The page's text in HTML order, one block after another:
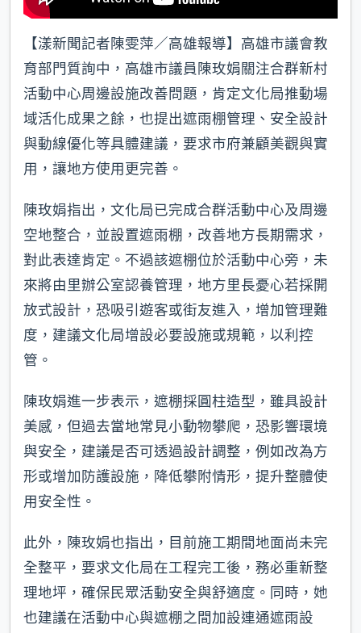
【漾新聞記者陳雯萍／高雄報導】高雄市議會教
育部門質詢中，高雄市議員陳玫娟關注合群新村
活動中心周邊設施改善問題，肯定文化局推動場
域活化成果之餘，也提出遮雨棚管理、安全設計
與動線優化等具體建議，要求市府兼顧美觀與實
用，讓地方使用更完善。
陳玫娟指出，文化局已完成合群活動中心及周邊
空地整合，並設置遮雨棚，改善地方長期需求，
對此表達肯定。不過該遮棚位於活動中心旁，未
來將由里辦公室認養管理，地方里長憂心若採開
放式設計，恐吸引遊客或街友進入，增加管理難
度，建議文化局增設必要設施或規範，以利控
管。
陳玫娟進一步表示，遮棚採圓柱造型，雖具設計
美感，但過去當地常見小動物攀爬，恐影響環境
與安全，建議是否可透過設計調整，例如改為方
形或增加防護設施，降低攀附情形，提升整體使
用安全性。
此外，陳玫娟也指出，目前施工期間地面尚未完
全整平，要求文化局在工程完工後，務必重新整
理地坪，確保民眾活動安全與舒適度。同時，她
也建議在活動中心與遮棚之間加設連通遮雨設